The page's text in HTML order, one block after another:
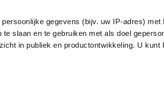
gegevens (bijv. uw IP-adres) met
slaan en te gebruiken met als doel
in publiek en productontwikkeling. U